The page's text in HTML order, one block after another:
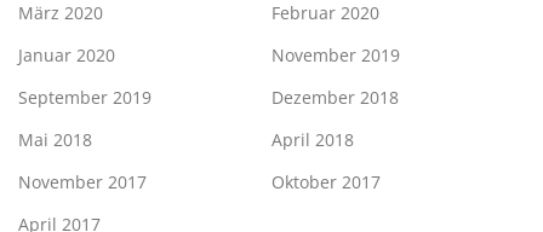
März 2020
Februar 2020
Januar 2020
November 2019
September 2019
Dezember 2018
Mai 2018
April 2018
November 2017
Oktober 2017
April 2017